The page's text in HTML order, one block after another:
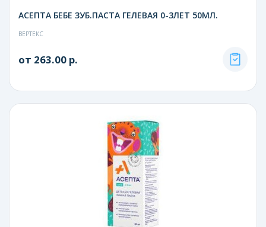
АСЕПТА БЕБЕ ЗУБ.ПАСТА ГЕЛЕВАЯ 0-3ЛЕТ 50МЛ.
ВЕРТЕКС
от 263.00 р.